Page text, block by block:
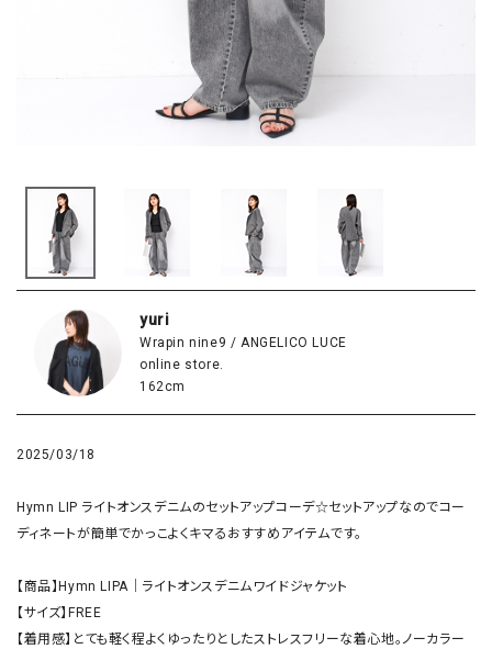
yuri
Wrapin nine9 / ANGELICO LUCE
online store.
162cm
2025/03/18
Hymn LIP ライトオンスデニムのセットアップコーデ☆セットアップなのでコー
ディネートが簡単でかっこよくキマるおすすめアイテムです。
【商品】Hymn LIPA｜ライトオンスデニムワイドジャケット
【サイズ】FREE
【着用感】とても軽く程よくゆったりとしたストレスフリーな着心地。ノーカラー